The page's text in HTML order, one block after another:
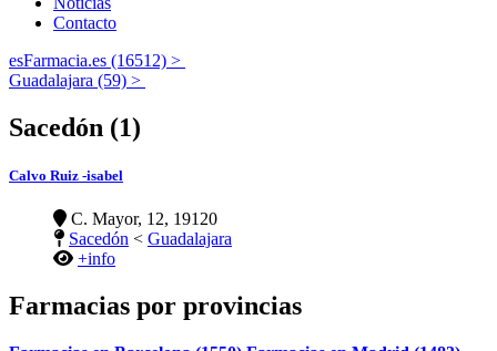
Contacto
esFarmacia.es (16512) >
Guadalajara (59) >
Sacedón (1)
Calvo Ruiz -isabel
C. Mayor, 12, 19120
Sacedón < Guadalajara
+info
Farmacias por provincias